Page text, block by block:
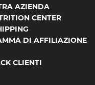
AZIENDA
CENTER
DI AFFILIAZIONE
CLIENTI